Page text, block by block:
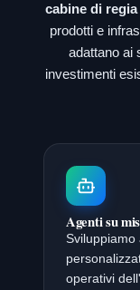
cabine di
prodotti e
adattano ai
investimenti
Agenti su
Sviluppiamo
operativi